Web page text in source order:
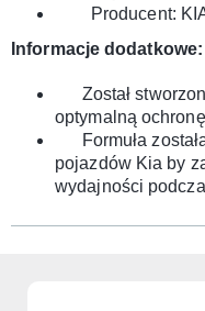
Producent:
Informacje dodatkowe:
Został
optymalną
Formuła
pojazdów Kia by
wydajności